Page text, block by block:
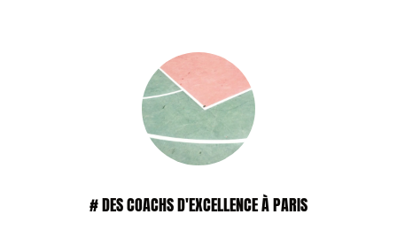
# DES COACHS D'EXCELLENCE À PARIS